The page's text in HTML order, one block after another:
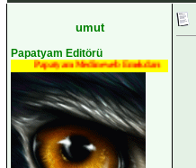
umut
Papatyam Editörü
Papatyam Medineweb Emekdarı